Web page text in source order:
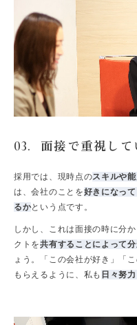
03. 面接で重視して
採用では、現時点のスキルや
は、会社のことを好きになっ
るかという点です。
しかし、これは面接の時に分
クトを共有することによって
ょう。「この会社が好き」「
もらえるように、私も 日々努